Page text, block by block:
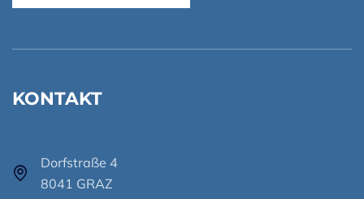
KONTAKT
Dorfstraße 4
8041 GRAZ